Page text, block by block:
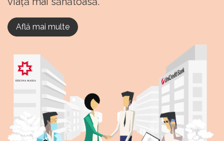
Află mai multe